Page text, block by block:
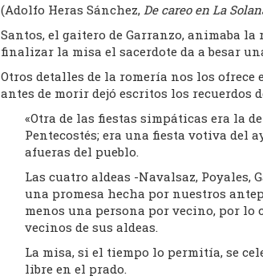
(Adolfo Heras Sánchez, De careo en La
Santos, el gaitero de Garranzo, animaba
finalizar la misa el sacerdote da a besar
Otros detalles de la romería nos los
antes de morir dejó escritos los recuerdos
«Otra de las fiestas simpáticas era la
Pentecostés; era una fiesta votiva del
afueras del pueblo.
Las cuatro aldeas -Navalsaz,
una promesa hecha por nuestros
menos una persona por vecino, por lo
vecinos de sus aldeas.
La misa, si el tiempo lo permitía, se
libre en el prado.